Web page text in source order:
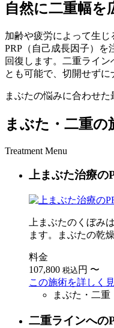
自然に二重幅を
加齢や疲労によって生
PRP（自己成長因子）を
回復します。二重ライン
とも可能で、切開せずに
まぶたの悩みに合わせた
まぶた・二重の
Treatment Menu
上まぶた治療の
上まぶたのくぼみ
ます。まぶたの乾
料金
107,800 税込 円 〜
この施術を詳しく
まぶた・二重
二重ラインへの